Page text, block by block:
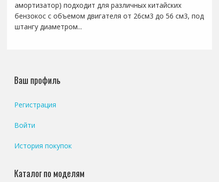
амортизатор) подходит для различных китайских
бензокос с объемом двигателя от 26см3 до 56 см3, под
штангу диаметром...
Ваш профиль
Регистрация
Войти
История покупок
Каталог по моделям